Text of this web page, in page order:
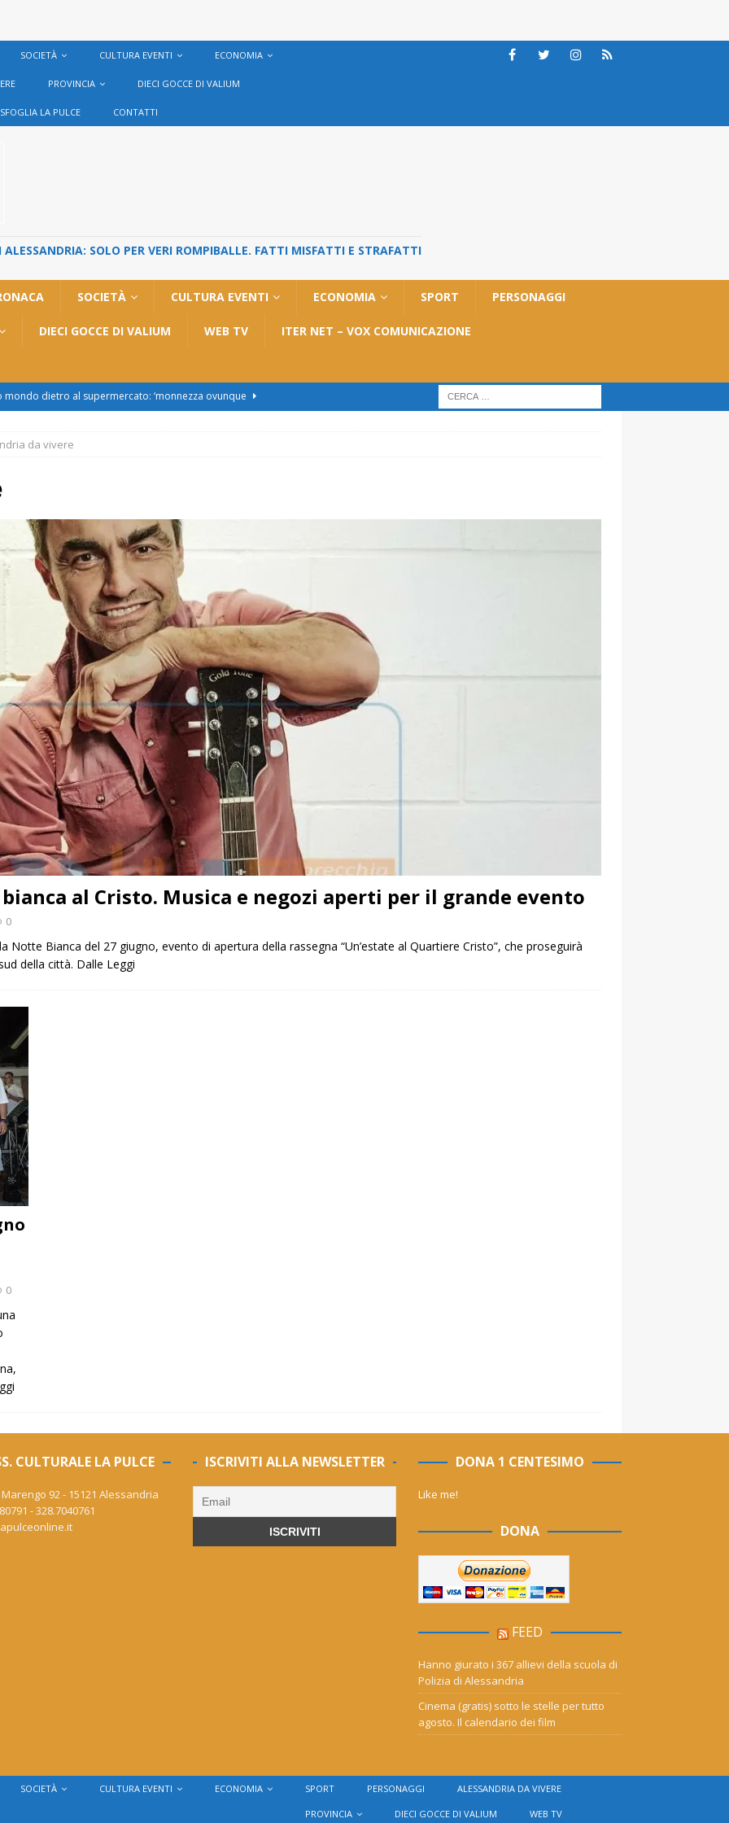
SOCIETÀ CULTURA EVENTI ECONOMIA
PROVINCIA DIECI GOCCE DI VALIUM
SFOGLIA LA PULCE CONTATTI
SOLO PER VERI ROMPIBALLE. FATTI MISFATTI E STRAFATTI
SOCIETÀ CULTURA EVENTI ECONOMIA SPORT PERSONAGGI
DIECI GOCCE DI VALIUM WEB TV ITER NET – VOX COMUNICAZIONE
mondo dietro al supermercato: ‘monnezza ovunque
2, Roggero (Lega): “Il Comune sapeva da novembre, non ci
firme”
ATTUALITÀ
da Torino al Pam di Alessandria: “Ci vogliono
il sindaco esplode: “Comunicazione vergognosa,
da vivere
al Cristo. Musica e negozi aperti per il grande evento
0
Notte Bianca del 27 giugno, evento di apertura della rassegna “Un’estate al Quartiere Cristo”, che proseguirà
della città. Dalle Leggi
0
CULTURALE LA PULCE
92 - 15121 Alessandria
- 328.7040761
ISCRIVITI ALLA NEWSLETTER DONA 1 CENTESIMO
Like me!
DONA
FEED
Hanno giurato i 367 allievi della scuola di
Polizia di Alessandria
Cinema (gratis) sotto le stelle per tutto
agosto. Il calendario dei film
SOCIETÀ CULTURA EVENTI ECONOMIA SPORT PERSONAGGI ALESSANDRIA DA VIVERE
PROVINCIA DIECI GOCCE DI VALIUM WEB TV